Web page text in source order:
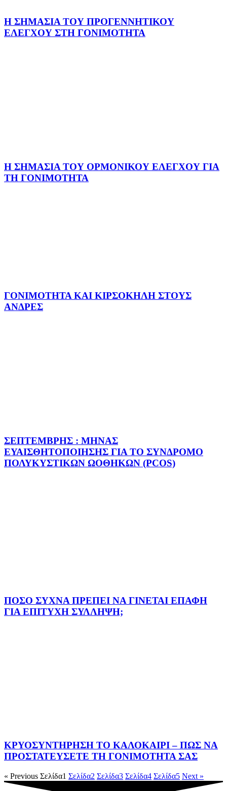
Η ΣΗΜΑΣΙΑ ΤΟΥ ΠΡΟΓΕΝΝΗΤΙΚΟΥ
ΕΛΕΓΧΟΥ ΣΤΗ ΓΟΝΙΜΟΤΗΤΑ
Η ΣΗΜΑΣΙΑ ΤΟΥ ΟΡΜΟΝΙΚΟΥ ΕΛΕΓΧΟΥ ΓΙΑ
ΤΗ ΓΟΝΙΜΟΤΗΤΑ
ΓΟΝΙΜΟΤΗΤΑ ΚΑΙ ΚΙΡΣΟΚΗΛΗ ΣΤΟΥΣ
ΑΝΔΡΕΣ
ΣΕΠΤΕΜΒΡΗΣ : ΜΗΝΑΣ
ΕΥΑΙΣΘΗΤΟΠΟΙΗΣΗΣ ΓΙΑ ΤΟ ΣΥΝΔΡΟΜΟ
ΠΟΛΥΚΥΣΤΙΚΩΝ ΩΟΘΗΚΩΝ (PCOS)
ΠΟΣΟ ΣΥΧΝΑ ΠΡΕΠΕΙ ΝΑ ΓΙΝΕΤΑΙ ΕΠΑΦΗ
ΓΙΑ ΕΠΙΤΥΧΗ ΣΥΛΛΗΨΗ;
ΚΡΥΟΣΥΝΤΗΡΗΣΗ ΤΟ ΚΑΛΟΚΑΙΡΙ – ΠΩΣ ΝΑ
ΠΡΟΣΤΑΤΕΥΣΕΤΕ ΤΗ ΓΟΝΙΜΟΤΗΤΑ ΣΑΣ
« Previous Σελίδα1 Σελίδα2 Σελίδα3 Σελίδα4 Σελίδα5 Next »